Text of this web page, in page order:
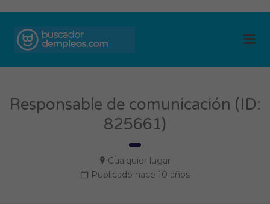
Responsable de comunicación (ID:
825661)
Cualquier lugar
Publicado hace 10 años